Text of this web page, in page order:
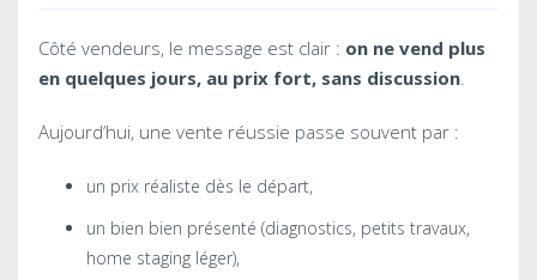
Côté vendeurs, le message est clair : on ne vend plus
en quelques jours, au prix fort, sans discussion
Aujourd’hui, une vente réussie passe souvent par :
un prix réaliste dès le départ,
un bien bien présenté (diagnostics, petits travaux,
home staging léger),